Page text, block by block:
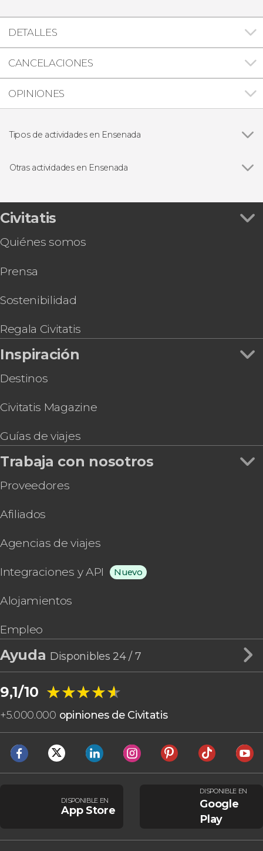
DETALLES
CANCELACIONES
OPINIONES
Tipos de actividades en Ensenada
Otras actividades en Ensenada
Tour en kayak por La Bufadora
Civitatis
Quiénes somos
Prensa
Sostenibilidad
Regala Civitatis
Inspiración
Destinos
Civitatis Magazine
Guías de viajes
Trabaja con nosotros
Proveedores
Afiliados
Agencias de viajes
Integraciones y API Nuevo
Alojamientos
Empleo
Ayuda Disponibles 24 / 7
9,1/10 ★★★★★
★★★★★
+5.000.000 opiniones de Civitatis
DISPONIBLE EN
App Store
DISPONIBLE EN
Google
Play